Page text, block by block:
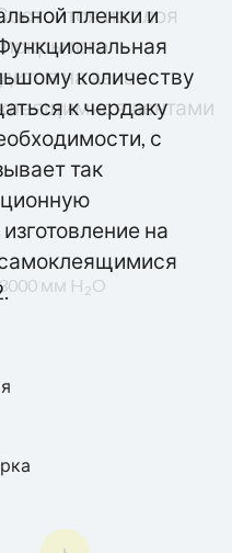
из слоя
на заказ
лентами
мм H 2O
пленки и
количеству
к чердаку
с
так
на